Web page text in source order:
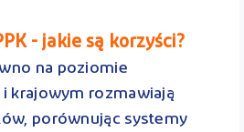
- jakie są korzyści?
na poziomie
krajowym rozmawiają
porównując systemy